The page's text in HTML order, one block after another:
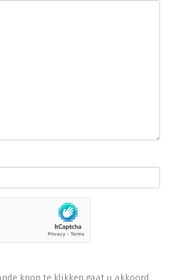
knop te klikken gaat u akkoord